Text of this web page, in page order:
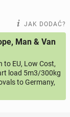
JAK DODAĆ?
Man & Van
to EU, Low Cost,
load 5m3/300kg
to Germany,